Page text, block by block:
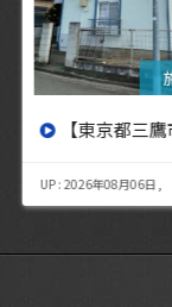
工事【東京・埼玉・神奈川の解体工事な
:解体工事